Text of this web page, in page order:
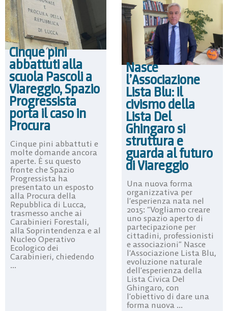
Cinque pini
abbattuti alla
scuola Pascoli a
Viareggio, Spazio
Progressista
porta il caso in
Procura
Cinque pini abbattuti e
molte domande ancora
aperte. È su questo
fronte che Spazio
Progressista ha
presentato un esposto
alla Procura della
Repubblica di Lucca,
trasmesso anche ai
Carabinieri Forestali,
alla Soprintendenza e al
Nucleo Operativo
Ecologico dei
Carabinieri, chiedendo
...
Nasce
l’Associazione
Lista Blu: il
civismo della
Lista Del
Ghingaro si
struttura e
guarda al futuro
di Viareggio
Una nuova forma
organizzativa per
l’esperienza nata nel
2015: “Vogliamo creare
uno spazio aperto di
partecipazione per
cittadini, professionisti
e associazioni” Nasce
l’Associazione Lista Blu,
evoluzione naturale
dell’esperienza della
Lista Civica Del
Ghingaro, con
l’obiettivo di dare una
forma nuova ...